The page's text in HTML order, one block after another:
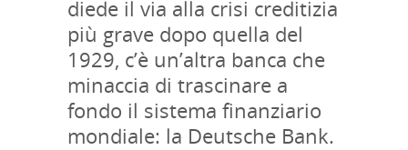
diede il via alla crisi creditizia
più grave dopo quella del
1929, c’è un’altra banca che
minaccia di trascinare a
fondo il sistema finanziario
mondiale: la Deutsche Bank.